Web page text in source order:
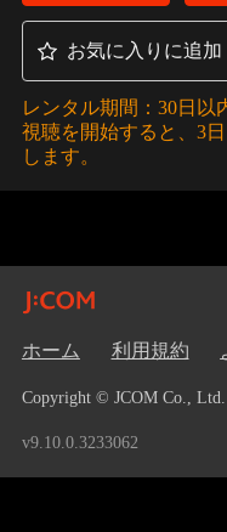
お気に入りに追加
レンタル期間：30日以
視聴を開始すると、3
します。
ホーム 利用規約
Copyright © JCOM Co., Ltd.
v9.10.0.3233062